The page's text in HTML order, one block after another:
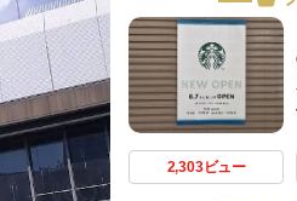
2,303ビュー